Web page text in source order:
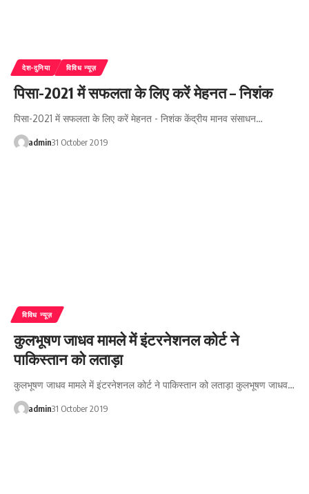
देश-दुनिया विविध न्यूज़
पिसा-2021 में सफलता के लिए करें मेहनत – निशंक
पिसा-2021 में सफलता के लिए करें मेहनत - निशंक केंद्रीय मानव संसाधन…
admin31 October 2019
विविध न्यूज़
कुलभूषण जाधव मामले में इंटरनेशनल कोर्ट ने
पाकिस्तान को लताड़ा
कुलभूषण जाधव मामले में इंटरनेशनल कोर्ट ने पाकिस्तान को लताड़ा कुलभूषण जाधव…
admin31 October 2019